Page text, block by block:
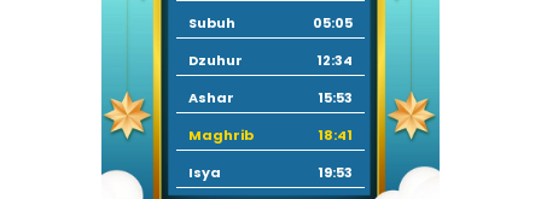
Subuh
05:05
Dzuhur
12:34
Ashar
15:53
Maghrib
18:41
Isya
19:53